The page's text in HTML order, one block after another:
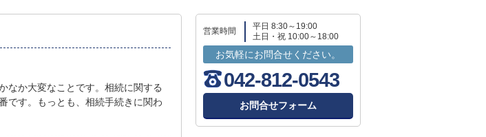
なか大変なことです。相続に関する
です。もっとも、相続手続きに関わ
営業時間
平日 8:30～19:00
土日・祝 10:00～18:00
お気軽にお問合せください。
042-812-0543
お問合せフォーム